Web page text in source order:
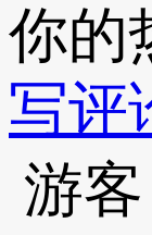
你的
写评
游客